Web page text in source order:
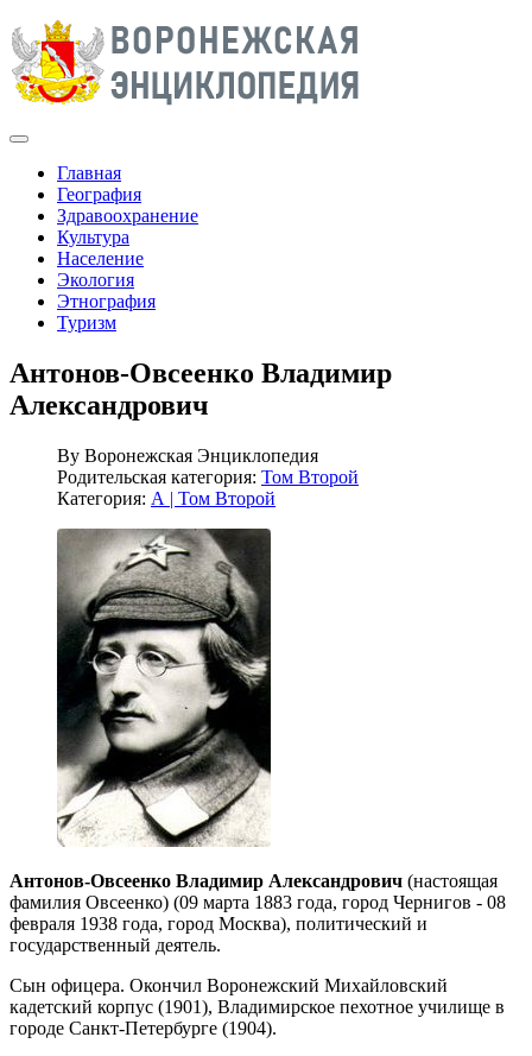
Главная
География
Здравоохранение
Культура
Население
Экология
Этнография
Туризм
Антонов-Овсеенко Владимир
Александрович
By Воронежская Энциклопедия
Родительская категория: Том Второй
Категория: А | Том Второй
Антонов-Овсеенко Владимир Александрович (настоящая
фамилия Овсеенко) (09 марта 1883 года, город Чернигов - 08
февраля 1938 года, город Москва), политический и
государственный деятель.
Сын офицера. Окончил Воронежский Михайловский
кадетский корпус (1901), Владимирское пехотное училище в
городе Санкт-Петербурге (1904).